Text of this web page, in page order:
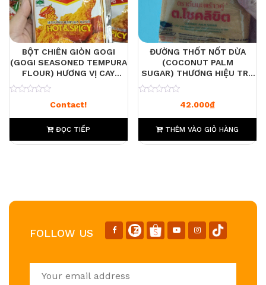
BỘT CHIÊN GIÒN GOGI
(GOGI SEASONED TEMPURA
FLOUR) HƯƠNG VỊ CAY
NÓNG (HOT & SPICY),
Contact!
ĐỌC TIẾP
ĐƯỜNG THỐT NỐT DỪA
(COCONUT PALM
SUGAR) THƯƠNG HIỆU TRA
TON MAPHRAO KHU 500G
42.000₫
THÊM VÀO GIỎ HÀNG
FOLLOW US